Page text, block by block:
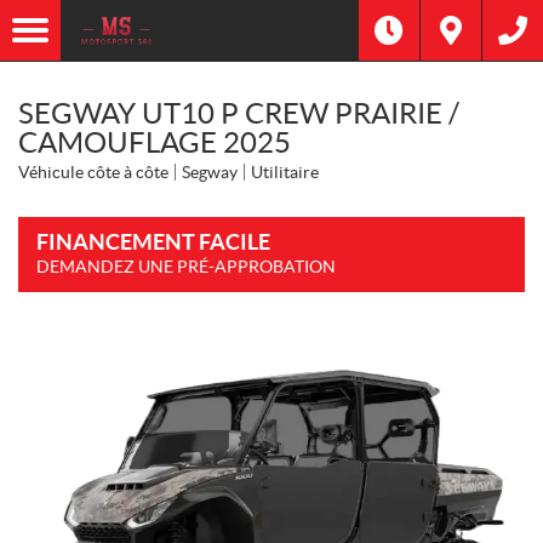
SEGWAY UT10 P CREW PRAIRIE /
CAMOUFLAGE 2025
Véhicule côte à côte Segway Utilitaire
FINANCEMENT FACILE
DEMANDEZ UNE PRÉ-APPROBATION